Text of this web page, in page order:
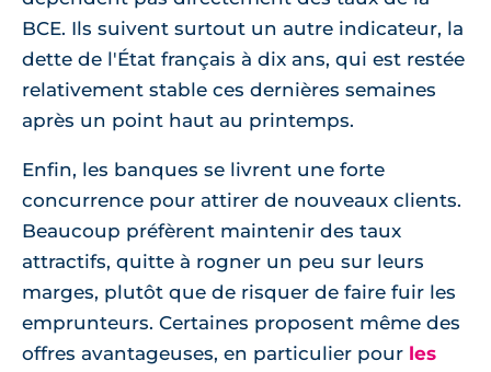
BCE. Ils suivent surtout un autre indicateur, la
dette de l'État français à dix ans, qui est restée
relativement stable ces dernières semaines
après un point haut au printemps.
Enfin, les banques se livrent une forte
concurrence pour attirer de nouveaux clients.
Beaucoup préfèrent maintenir des taux
attractifs, quitte à rogner un peu sur leurs
marges, plutôt que de risquer de faire fuir les
emprunteurs. Certaines proposent même des
offres avantageuses, en particulier pour les